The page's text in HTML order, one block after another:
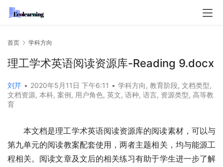
首页 学科方向
理工学术英语阅读资源库-Reading 9.docx
刘芹 • 2020年5月11日 下午6:11 • 学科方向, 教育阶段, 文档类型,
文档资源, 本科, 案例, 用户角色, 英文, 语种, 语言, 资源类型, 高等教
育
本文档是理工学术英语阅读资源库的阅读素材，可以与
第九单元的阅读教案配套使用，两者主题相关，均与能源工
程相关。阅读文章及文后的相关练习有助于学生进一步了解